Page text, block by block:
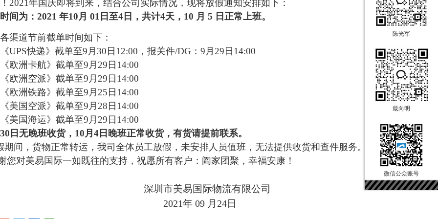
2021年国庆即将到来，结合公司实际情况，现将放假通知安排如下：
间为： 2021 年10月 01日至4日，共计4天，10 月 5 日正常上班。
渠道节前截单时间如下：
UPS快递》截单至9月30日12:00，报关件/DG：9月29日14:00
欧洲卡航》截单至9月29日14:00
欧洲空派》截单至9月29日14:00
欧洲铁路》截单至9月25日14:00
美国空派》截单至9月28日14:00
美国海运》截单至9月29日14:00
日无晚班收货，10月4日晚班正常收货，有货请提前联系。
期间 ，货物正常转运，我司全体员工放假， 未安排人员值班，无法提供收货和查件服务。
您对美易国际一如既往的支持，祝愿所有客户：阖家团聚，幸福安康！
深圳市美易国际物流有限公司
2021年 09 月24日
陈光军
戢向明
微信公众账号